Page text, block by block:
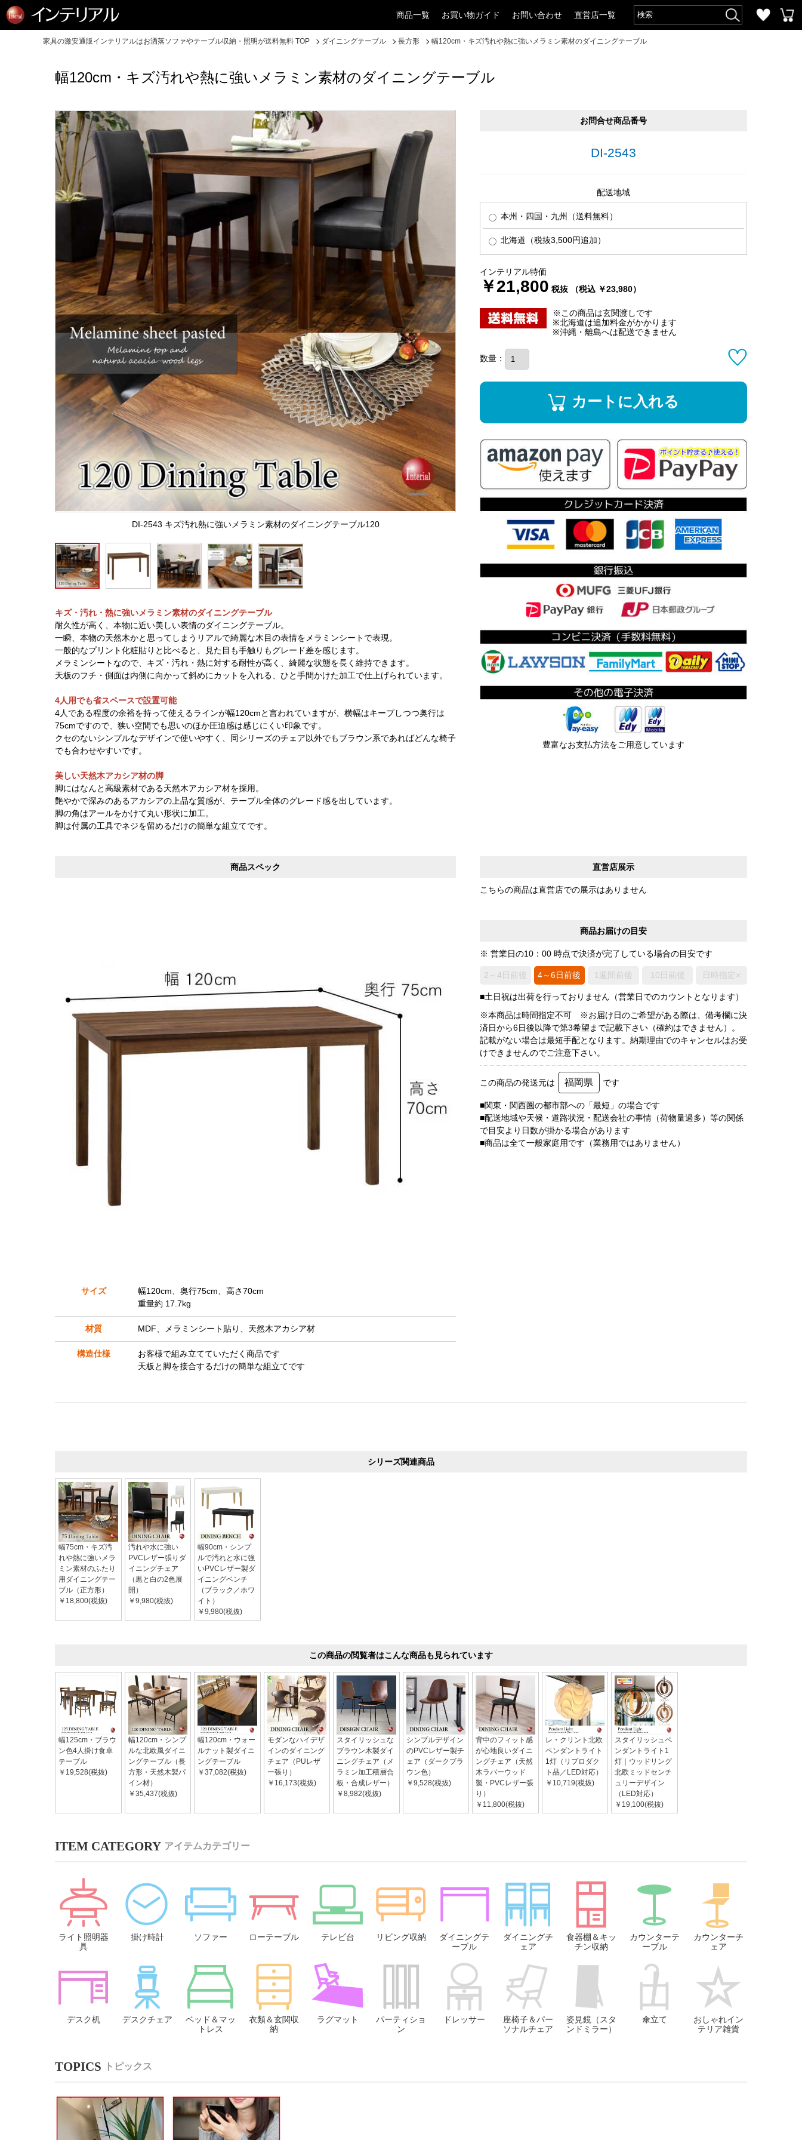
商品一覧 お買い物ガイド お問い合わせ 直営店一覧
家具の激安通販インテリアルはお洒落ソファやテーブル収納・照明が送料無料 TOP ダイニングテーブル 長方形 幅120cm・キズ汚れや熱に強いメラミン素材のダイニングテーブル
幅120cm・キズ汚れや熱に強いメラミン素材のダイニングテーブル
DI-2543 キズ汚れ熱に強いメラミン素材のダイニングテーブル120
キズ・汚れ・熱に強いメラミン素材のダイニングテーブル
耐久性が高く、本物に近い美しい表情のダイニングテーブル。
一瞬、本物の天然木かと思ってしまうリアルで綺麗な木目の表情をメラミンシートで表現。
一般的なプリント化粧貼りと比べると、見た目も手触りもグレード差を感じます。
メラミンシートなので、キズ・汚れ・熱に対する耐性が高く、綺麗な状態を長く維持できます。
天板のフチ・側面は内側に向かって斜めにカットを入れる、ひと手間かけた加工で仕上げられています。
4人用でも省スペースで設置可能
4人である程度の余裕を持って使えるラインが幅120cmと言われていますが、横幅はキープしつつ奥行は
75cmですので、狭い空間でも思いのほか圧迫感は感じにくい印象です。
クセのないシンプルなデザインで使いやすく、同シリーズのチェア以外でもブラウン系であればどんな椅子
でも合わせやすいです。
美しい天然木アカシア材の脚
脚にはなんと高級素材である天然木アカシア材を採用。
艶やかで深みのあるアカシアの上品な質感が、テーブル全体のグレード感を出しています。
脚の角はアールをかけて丸い形状に加工。
脚は付属の工具でネジを留めるだけの簡単な組立てです。
お問合せ商品番号
DI-2543
配送地域
本州・四国・九州（送料無料）
北海道（税抜3,500円追加）
インテリアル特価
￥21,800 税抜 （税込 ￥23,980）
※この商品は玄関渡しです
※北海道は追加料金がかかります
※沖縄・離島へは配送できません
数量：
カートに入れる
豊富なお支払方法をご用意しています
直営店展示
こちらの商品は直営店での展示はありません
商品お届けの目安
※ 営業日の10：00 時点で決済が完了している場合の目安です
2～4日前後 4～6日前後 1週間前後 10日前後 日時指定×
■土日祝は出荷を行っておりません（営業日でのカウントとなります）
※本商品は時間指定不可 ※お届け日のご希望がある際は、備考欄に決
済日から6日後以降で第3希望まで記載下さい（確約はできません）。
記載がない場合は最短手配となります。納期理由でのキャンセルはお受
けできませんのでご注意下さい。
この商品の発送元は 福岡県 です
■関東・関西圏の都市部への「最短」の場合です
■配送地域や天候・道路状況・配送会社の事情（荷物量過多）等の関係
で目安より日数が掛かる場合があります
■商品は全て一般家庭用です（業務用ではありません）
商品スペック
サイズ
幅120cm、奥行75cm、高さ70cm
重量約 17.7kg
材質 MDF、メラミンシート貼り、天然木アカシア材
構造仕様
お客様で組み立てていただく商品です
天板と脚を接合するだけの簡単な組立てです
シリーズ関連商品
幅75cm・キズ汚
れや熱に強いメラ
ミン素材のふたり
用ダイニングテー
ブル（正方形）
￥18,800(税抜)
汚れや水に強い
PVCレザー張りダ
イニングチェア
（黒と白の2色展
開）
￥9,980(税抜)
幅90cm・シンプ
ルで汚れと水に強
いPVCレザー製ダ
イニングベンチ
（ブラック／ホワ
イト）
￥9,980(税抜)
この商品の閲覧者はこんな商品も見られています
幅125cm・ブラウ
ン色4人掛け食卓
テーブル
￥19,528(税抜)
幅120cm・シンプ
ルな北欧風ダイニ
ングテーブル（長
方形・天然木製パ
イン材）
￥35,437(税抜)
幅120cm・ウォー
ルナット製ダイニ
ングテーブル
￥37,082(税抜)
モダンなハイデザ
インのダイニング
チェア（PUレザ
ー張り）
￥16,173(税抜)
スタイリッシュな
ブラウン木製ダイ
ニングチェア（メ
ラミン加工積層合
板・合成レザー）
￥8,982(税抜)
シンプルデザイン
のPVCレザー製チ
ェア（ダークブラ
ウン色）
￥9,528(税抜)
背中のフィット感
が心地良いダイニ
ングチェア（天然
木ラバーウッド
製・PVCレザー張
り）
￥11,800(税抜)
レ・クリント北欧
ペンダントライト
1灯（リプロダク
ト品／LED対応）
￥10,719(税抜)
スタイリッシュペ
ンダントライト1
灯｜ウッドリング
北欧ミッドセンチ
ュリーデザイン
（LED対応）
￥19,100(税抜)
アイテムカテゴリー
ライト照明器
具
掛け時計 ソファー ローテーブル テレビ台 リビング収納
ダイニングテ
ーブル
ダイニングチ
ェア
食器棚＆キッ
チン収納
カウンターテ
ーブル
カウンターチ
ェア
デスク机 デスクチェア
ベッド＆マッ
トレス
衣類＆玄関収
納
ラグマット
パーティショ
ン
ドレッサー
座椅子＆パー
ソナルチェア
姿見鏡（スタ
ンドミラー）
傘立て
おしゃれイン
テリア雑貨
トピックス